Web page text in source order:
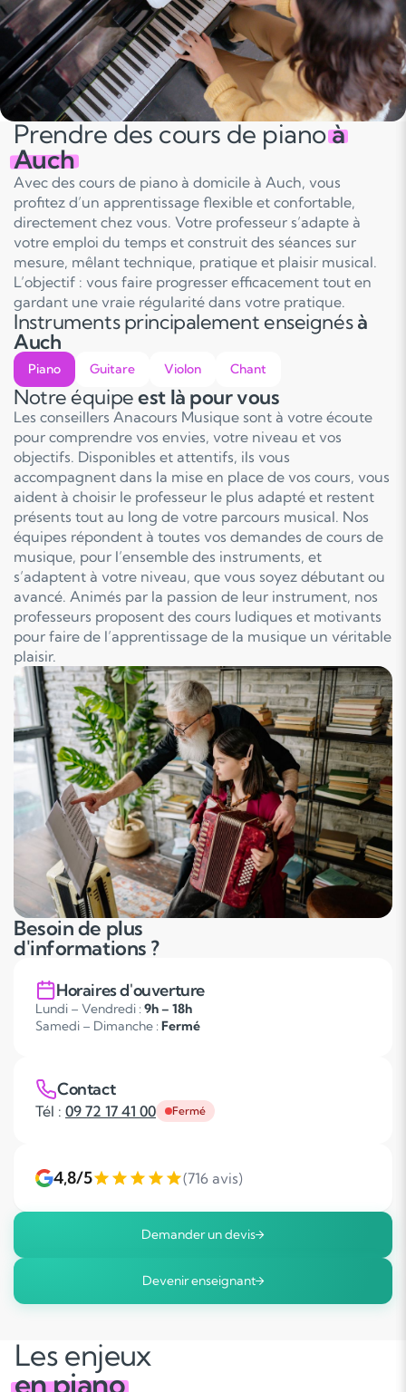
Prendre des cours de pianoà
Auch
Avec des cours de piano à domicile à Auch, vous
profitez d’un apprentissage flexible et confortable,
directement chez vous. Votre professeur s’adapte à
votre emploi du temps et construit des séances sur
mesure, mêlant technique, pratique et plaisir musical.
L’objectif : vous faire progresser efficacement tout en
gardant une vraie régularité dans votre pratique.
Instruments principalement enseignésà
Auch
Piano Guitare Violon Chant
Notre équipeest là pour vous
Les conseillers Anacours Musique sont à votre écoute
pour comprendre vos envies, votre niveau et vos
objectifs. Disponibles et attentifs, ils vous
accompagnent dans la mise en place de vos cours, vous
aident à choisir le professeur le plus adapté et restent
présents tout au long de votre parcours musical. Nos
équipes répondent à toutes vos demandes de cours de
musique, pour l’ensemble des instruments, et
s’adaptent à votre niveau, que vous soyez débutant ou
avancé. Animés par la passion de leur instrument, nos
professeurs proposent des cours ludiques et motivants
pour faire de l’apprentissage de la musique un véritable
plaisir.
Besoin de plus
d'informations ?
Horaires d'ouverture
Lundi – Vendredi : 9h – 18h
Samedi – Dimanche : Fermé
Contact
Tél : 09 72 17 41 00 Fermé
4,8/5 (716 avis)
Demander un devis
Devenir enseignant
Les enjeux
en piano